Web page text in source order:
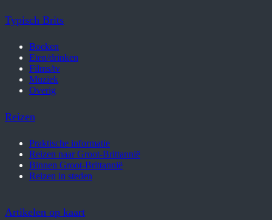
Typisch Brits
Boeken
Eten/drinken
Films/tv
Muziek
Overig
Reizen
Praktische informatie
Reizen naar Groot-Brittannië
Binnen Groot-Brittannië
Reizen in steden
Artikelen op kaart